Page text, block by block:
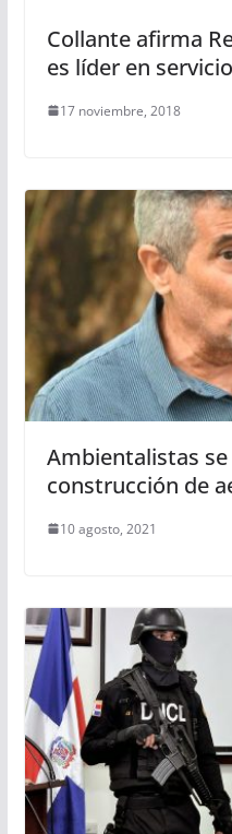
Collante afirma
es líder en
17 noviembre, 2018
Ambientalistas
construcción de
10 agosto, 2021